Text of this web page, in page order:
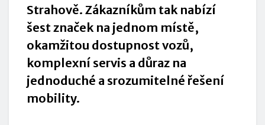
Strahově. Zákazníkům tak nabízí
šest značek na jednom místě,
okamžitou dostupnost vozů,
komplexní servis a důraz na
jednoduché a srozumitelné řešení
mobility.